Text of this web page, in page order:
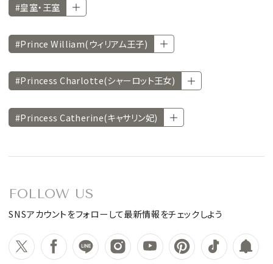
#皇室・王室
#Prince William(ウィリアム王子)
#Princess Charlotte(シャーロット王女)
#Princess Catherine(キャサリン妃)
FOLLOW US
SNSアカウントをフォローして最新情報をチェックしよう